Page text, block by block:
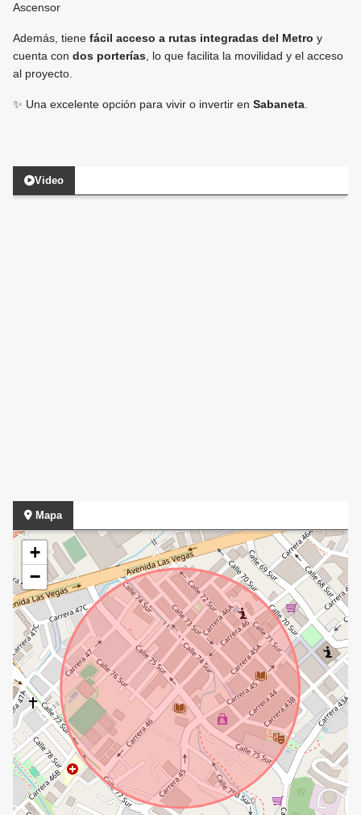
Ascensor
Además, tiene fácil acceso a rutas integradas del Metro y
cuenta con dos porterías , lo que facilita la movilidad y el acceso
al proyecto.
✨ Una excelente opción para vivir o invertir en Sabaneta
Video
Mapa
+
−